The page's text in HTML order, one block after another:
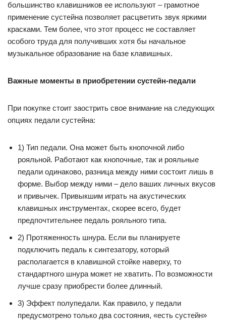
большинство клавишников ее используют – грамотное
применение сустейна позволяет расцветить звук яркими
красками. Тем более, что этот процесс не составляет
особого труда для получивших хотя бы начальное
музыкальное образование на базе клавишных.
Важные моменты в приобретении сустейн-педали
При покупке стоит заострить свое внимание на следующих
опциях педали сустейна:
1) Тип педали. Она может быть кнопочной либо
рояльной. Работают как кнопочные, так и рояльные
педали одинаково, разница между ними состоит лишь в
форме. Выбор между ними – дело ваших личных вкусов
и привычек. Привыкшим играть на акустических
клавишных инструментах, скорее всего, будет
предпочтительнее педаль рояльного типа.
2) Протяженность шнура. Если вы планируете
подключить педаль к синтезатору, который
располагается в клавишной стойке наверху, то
стандартного шнура может не хватить. По возможности
лучше сразу приобрести более длинный.
3) Эффект полупедали. Как правило, у педали
предусмотрено только два состояния, «есть сустейн»